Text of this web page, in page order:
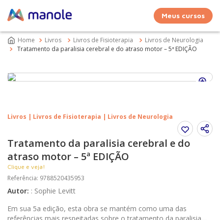
Meus cursos
Livros Livros de Fisioterapia
Livros de Neurologia
Tratamento da paralisia cerebral e do atraso motor – 5ª EDIÇÃO
Livros | Livros de Fisioterapia | Livros de Neurologia
Tratamento da paralisia cerebral e do
atraso motor – 5ª EDIÇÃO
Clique e veja!
Referência: 9788520435953
Autor: : Sophie Levitt
Em sua 5a edição, esta obra se mantém como uma das